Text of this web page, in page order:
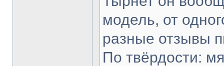
модель, от
разные отзывы
По твёрдости: